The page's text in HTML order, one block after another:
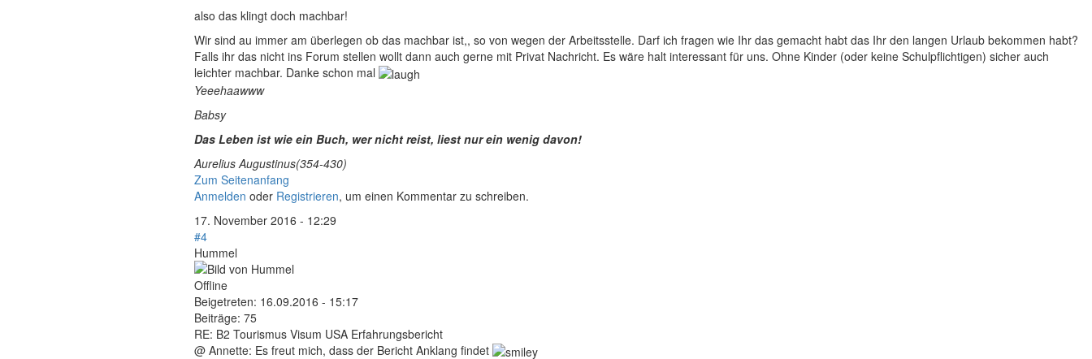
also das klingt doch machbar!
Wir sind au immer am überlegen ob das machbar ist,, so von wegen der Arbeitsstelle. Darf ich fragen wie Ihr das gemacht habt das Ihr den langen Urlaub bekommen habt?
Falls ihr das nicht ins Forum stellen wollt dann auch gerne mit Privat Nachricht. Es wäre halt interessant für uns. Ohne Kinder (oder keine Schulpflichtigen) sicher auch
leichter machbar. Danke schon mal
Yeeehaawww
Babsy
Das Leben ist wie ein Buch, wer nicht reist, liest nur ein wenig davon!
Aurelius Augustinus(354-430)
Zum Seitenanfang
Anmelden oder Registrieren, um einen Kommentar zu schreiben.
17. November 2016 - 12:29
#4
Hummel
Offline
Beigetreten: 16.09.2016 - 15:17
Beiträge: 75
RE: B2 Tourismus Visum USA Erfahrungsbericht
@ Annette: Es freut mich, dass der Bericht Anklang findet